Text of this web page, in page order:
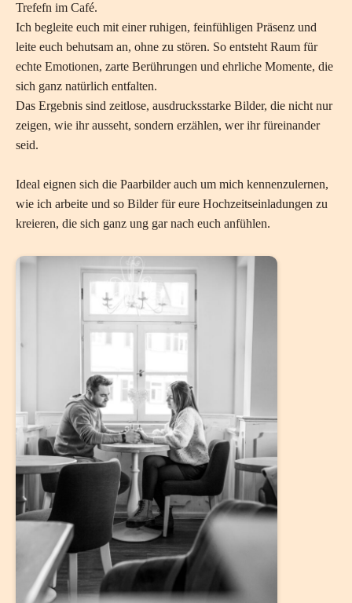
Trefefn im Café.
Ich begleite euch mit einer ruhigen, feinfühligen Präsenz und
leite euch behutsam an, ohne zu stören. So entsteht Raum für
echte Emotionen, zarte Berührungen und ehrliche Momente, die
sich ganz natürlich entfalten.
Das Ergebnis sind zeitlose, ausdrucksstarke Bilder, die nicht nur
zeigen, wie ihr ausseht, sondern erzählen, wer ihr füreinander
seid.
Ideal eignen sich die Paarbilder auch um mich kennenzulernen,
wie ich arbeite und so Bilder für eure Hochzeitseinladungen zu
kreieren, die sich ganz ung gar nach euch anfühlen.